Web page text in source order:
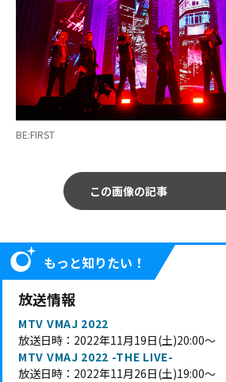
BE:FIRST
この画像の記事
もっと知りたい！
放送情報
MTV VMAJ 2022
放送日時：2022年11月19日(土)20:00～
MTV VMAJ 2022 -THE LIVE-
放送日時：2022年11月26日(土)19:00～